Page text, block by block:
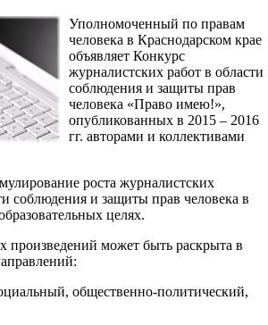
Уполномоченный по правам
человека в Краснодарском крае
объявляет Конкурс
журналистских работ в области
соблюдения и защиты прав
человека «Право имею!»,
опубликованных в 2015 – 2016
гг. авторами и коллективами
роста журналистских
соблюдения и защиты прав человека в
целях.
произведений может быть раскрыта в
общественно-политический,